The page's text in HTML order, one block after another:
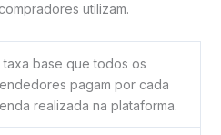
utilizam.
taxa base que todos os
pagam por cada
realizada na plataforma.